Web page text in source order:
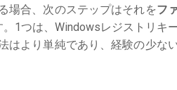
場合、次のステップはそれをフ
1つは、Windowsレジストリキ
はより単純であり、経験の少な